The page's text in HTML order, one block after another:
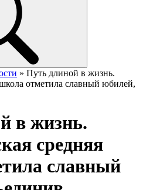
» Путь длиной в жизнь.
отметила славный юбилей,
в жизнь.
средняя
славный